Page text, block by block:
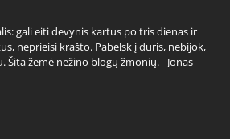
gali eiti devynis kartus po tris dienas ir
neprieisi krašto. Pabelsk į duris, nebijok,
Šita žemė nežino blogų žmonių. - Jonas